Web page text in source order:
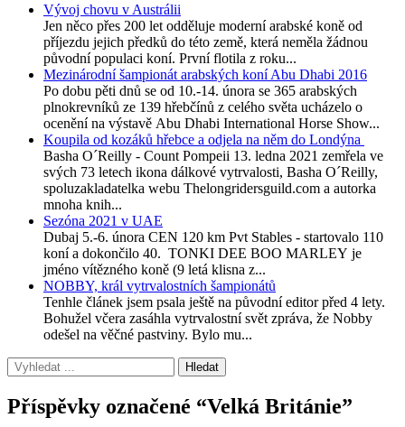
Vývoj chovu v Austrálii
Jen něco přes 200 let odděluje moderní arabské koně od
příjezdu jejich předků do této země, která neměla žádnou
původní populaci koní. První flotila z roku...
Mezinárodní šampionát arabských koní Abu Dhabi 2016
Po dobu pěti dnů se od 10.-14. února se 365 arabských
plnokrevníků ze 139 hřebčínů z celého světa ucházelo o
ocenění na výstavě Abu Dhabi International Horse Show...
Koupila od kozáků hřebce a odjela na něm do Londýna
Basha O´Reilly - Count Pompeii 13. ledna 2021 zemřela ve
svých 73 letech ikona dálkové vytrvalosti, Basha O´Reilly,
spoluzakladatelka webu Thelongridersguild.com a autorka
mnoha knih...
Sezóna 2021 v UAE
Dubaj 5.-6. února CEN 120 km Pvt Stables - startovalo 110
koní a dokončilo 40. TONKI DEE BOO MARLEY je
jméno vítězného koně (9 letá klisna z...
NOBBY, král vytrvalostních šampionátů
Tenhle článek jsem psala ještě na původní editor před 4 lety.
Bohužel včera zasáhla vytrvalostní svět zpráva, že Nobby
odešel na věčné pastviny. Bylo mu...
Příspěvky označené “Velká Británie”